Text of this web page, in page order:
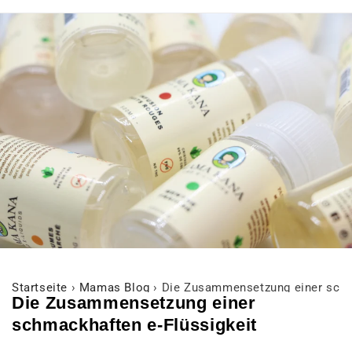
Startseite › Mamas Blog › Die Zusammensetzung einer
Die Zusammensetzung einer
schmackhaften e-Flüssigkeit